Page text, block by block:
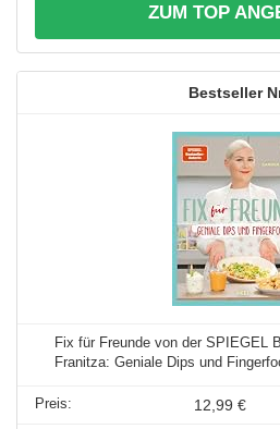
ZUM TOP
Fix für Freunde von der SPIEGEL
Franitza: Geniale Dips und
12,99 €